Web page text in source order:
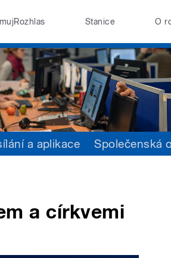
mujRozhlas Stanice O
a aplikace Společenská
a církvemi